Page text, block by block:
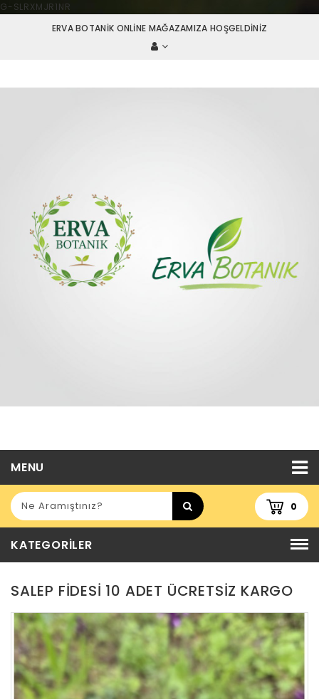
G-SLRXMJR1NR
ERVA BOTANIK ONLINE MAĞAZAMIZA HOŞGELDINIZ
MENU
0
KATEGORILER
SALEP FİDESİ 10 ADET ÜCRETSİZ KARGO